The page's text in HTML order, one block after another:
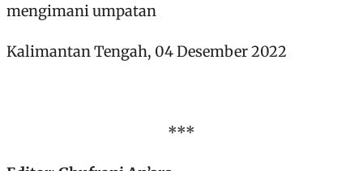
mengimani umpatan
Kalimantan Tengah, 04 Desember 2022
***